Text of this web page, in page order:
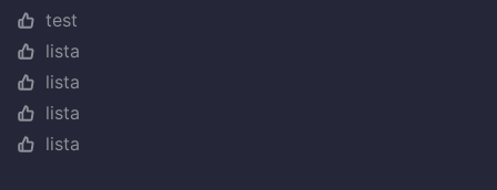
test
lista
lista
lista
lista